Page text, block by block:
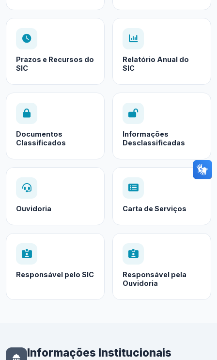
Prazos e Recursos do
SIC
Relatório Anual do
SIC
Documentos
Classificados
Informações
Desclassificadas
Ouvidoria Carta de Serviços
Responsável pelo SIC
Responsável pela
Ouvidoria
Informações Institucionais